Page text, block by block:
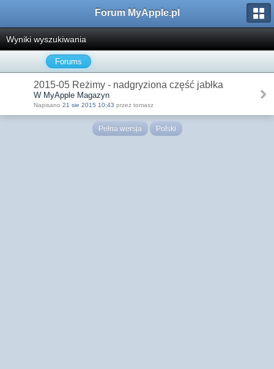
Forum MyApple.pl
Wyniki wyszukiwania
Forums
2015-05 Reżimy - nadgryziona część jabłka
W MyApple Magazyn
Napisano 21 sie 2015 10:43 przez tomasz
Pełna wersja Polski